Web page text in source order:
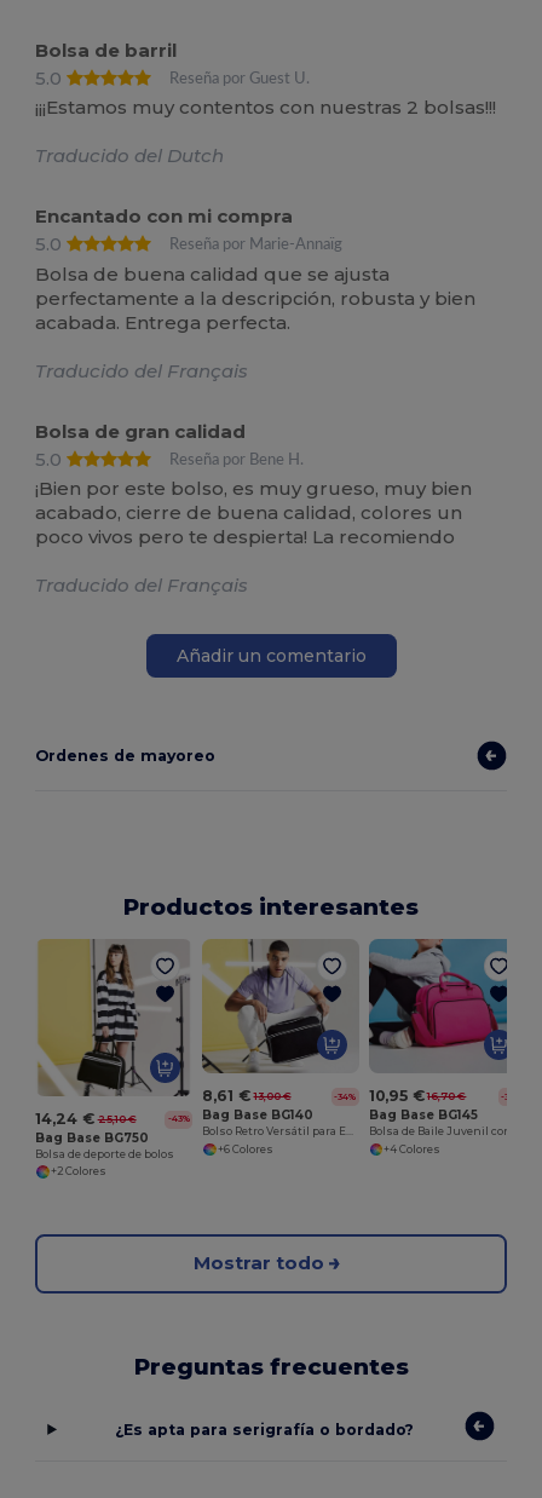
Bolsa de barril
5.0
Reseña por Guest U.
¡¡¡Estamos muy contentos con nuestras 2 bolsas!!!
Traducido del Dutch
Encantado con mi compra
5.0
Reseña por Marie-Annaïg
Bolsa de buena calidad que se ajusta
perfectamente a la descripción, robusta y bien
acabada. Entrega perfecta.
Traducido del Français
Bolsa de gran calidad
5.0
Reseña por Bene H.
¡Bien por este bolso, es muy grueso, muy bien
acabado, cierre de buena calidad, colores un
poco vivos pero te despierta! La recomiendo
Traducido del Français
Añadir un comentario
Ordenes de mayoreo
Productos interesantes
14,24 € 25,10 € -43%
Bag Base BG750
Bolsa de deporte de bolos
+2 Colores
8,61 € 13,00 € -34%
Bag Base BG140
Bolso Retro Versátil para Estilo Urbano
+6 Colores
10,95 € 16,70 € -34%
Bag Base BG145
+4 Colores
Mostrar todo
Preguntas frecuentes
¿Es apta para serigrafía o bordado?